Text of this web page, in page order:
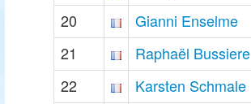
20
Gianni Enselme
21
Raphaël Bussiere
22
Karsten Schmale